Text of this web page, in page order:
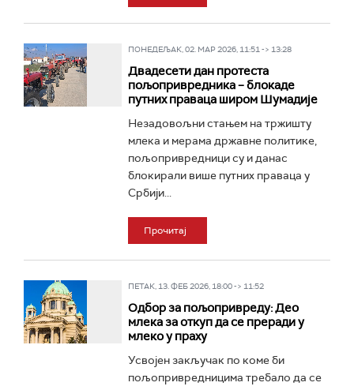
ПОНЕДЕЉАК, 02. МАР 2026, 11:51 -> 13:28
Двадесети дан протеста
пољопривредника – блокаде
путних праваца широм Шумадије
Незадовољни стањем на тржишту
млека и мерама државне политике,
пољопривредници су и данас
блокирали више путних праваца у
Србији...
Прочитај
ПЕТАК, 13. ФЕБ 2026, 18:00 -> 11:52
Одбор за пољопривреду: Део
млека за откуп да се преради у
млеко у праху
Усвојен закључак по коме би
пољопривредницима требало да се